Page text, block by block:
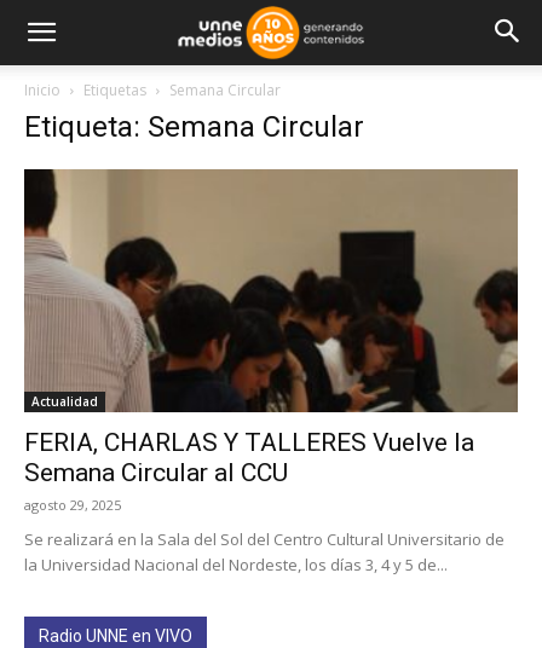
Inicio Etiquetas Semana Circular
Etiqueta: Semana Circular
Actualidad
FERIA, CHARLAS Y TALLERES Vuelve la
Semana Circular al CCU
agosto 29, 2025
Se realizará en la Sala del Sol del Centro Cultural Universitario de
la Universidad Nacional del Nordeste, los días 3, 4 y 5 de...
Radio UNNE en VIVO